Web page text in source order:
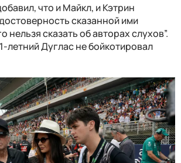
что и Майкл, и Кэтрин
сказанной ими
нельзя сказать об авторах слухов”.
летний Дуглас не бойкотировал